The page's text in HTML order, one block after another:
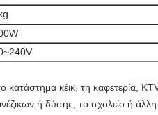
κέικ, τη καφετερία,
ή δύσης, το σχολείο ή άλλη